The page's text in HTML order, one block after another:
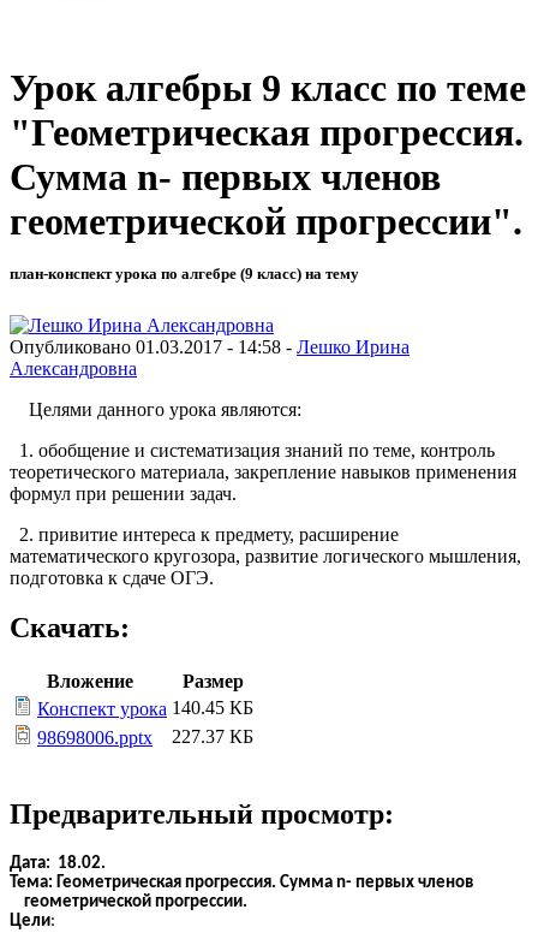
Урок алгебры 9 класс по теме
"Геометрическая прогрессия.
Сумма n- первых членов
геометрической прогрессии".
план-конспект урока по алгебре (9 класс) на тему
Опубликовано 01.03.2017 - 14:58 - Лешко Ирина
Александровна
Целями данного урока являются:
1. обобщение и систематизация знаний по теме, контроль
теоретического материала, закрепление навыков применения
формул при решении задач.
2. привитие интереса к предмету, расширение
математического кругозора, развитие логического мышления,
подготовка к сдаче ОГЭ.
Скачать:
Вложение
Размер
Конспект урока 140.45 КБ
98698006.pptx
227.37 КБ
Предварительный просмотр:
Дата: 18.02.
Тема: Геометрическая прогрессия. Сумма n- первых членов
геометрической прогрессии.
Цели: